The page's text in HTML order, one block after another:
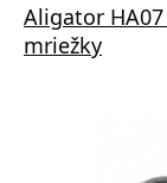
Aligator
mriežky